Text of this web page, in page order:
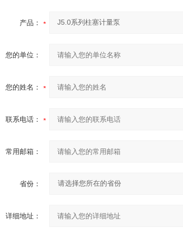
产品：
您的单位：
您的姓名：
联系电话：
常用邮箱：
省份：
详细地址：